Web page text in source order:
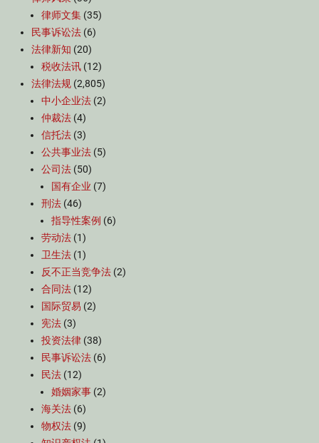
律师文集 (35)
民事诉讼法 (6)
法律新知 (20)
税收法讯 (12)
法律法规 (2,805)
中小企业法 (2)
仲裁法 (4)
信托法 (3)
公共事业法 (5)
公司法 (50)
国有企业 (7)
刑法 (46)
指导性案例 (6)
劳动法 (1)
卫生法 (1)
反不正当竞争法 (2)
合同法 (12)
国际贸易 (2)
宪法 (3)
投资法律 (38)
民事诉讼法 (6)
民法 (12)
婚姻家事 (2)
海关法 (6)
物权法 (9)